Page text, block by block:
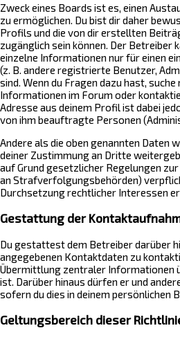
Zweck eines Boards ist es, einen
zu ermöglichen. Du bist dir daher
Profils und die von dir erstellten
zugänglich sein können. Der Betreiber
einzelne Informationen nur für einen
(z. B. andere registrierte Benutzer,
sind. Wenn du Fragen dazu hast,
Informationen im Forum oder
Adresse aus deinem Profil ist dabei
von ihm beauftragte Personen
Andere als die oben genannten Daten
deiner Zustimmung an Dritte
auf Grund gesetzlicher Regelungen
an Strafverfolgungsbehörden)
Durchsetzung rechtlicher Interessen
Gestattung der
Du gestattest dem Betreiber darüber
angegebenen Kontaktdaten zu
Übermittlung zentraler Informationen
ist. Darüber hinaus dürfen er und
sofern du dies in deinem persönlichen
Geltungsbereich dieser